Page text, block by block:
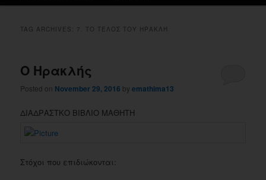
TAG ARCHIVES: 7. ΤΟ ΤΈΛΟΣ ΤΟΥ ΗΡΑΚΛΉ
Ο Ηρακλής
Posted on November 29, 2016 byemathima13
ΔΙΑΔΡΑΣΤΚΟ ΒΙΒΛΙΟ ΜΑΘΗΤΗ
Στόχοι που επιδιώκονται: